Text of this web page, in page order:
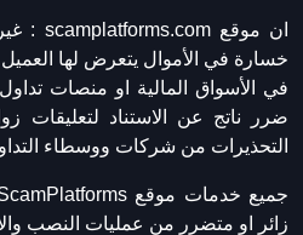
ان موقع scamplatforms.com :
خسارة في الأموال يتعرض لها
في الأسواق المالية او منصات
ضرر ناتج عن الاستناد لتعليقات
التحذيرات من شركات ووسطاء
زائر او متضرر من عمليات النصب